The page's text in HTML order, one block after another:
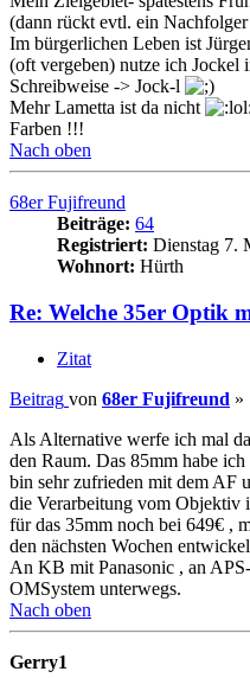
(dann rückt evtl. ein
Im bürgerlichen Leben ist
(oft vergeben) nutze ich Jockel
Schreibweise -> Jock-l
Mehr Lametta ist da nicht
Farben !!!
Nach oben
68er Fujifreund
Beiträge: 64
Registriert: Dienstag 7.
Wohnort: Hürth
Re: Welche 35er Optik
Zitat
Beitrag von 68er Fujifreund »
Als Alternative werfe ich mal
den Raum. Das 85mm habe
bin sehr zufrieden mit dem AF
die Verarbeitung vom Objektiv
für das 35mm noch bei 649€ ,
den nächsten Wochen
An KB mit Panasonic , an
OMSystem unterwegs.
Nach oben
Gerry1